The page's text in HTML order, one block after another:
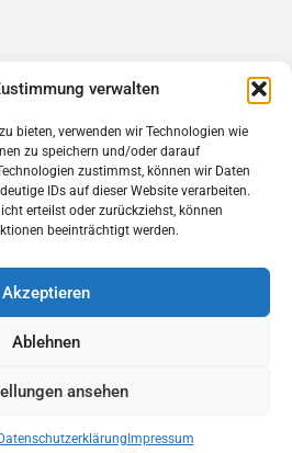
verwalten
bieten, verwenden wir Technologien wie
zu speichern und/oder darauf
zustimmst, können wir Daten
IDs auf dieser Website verarbeiten.
erteilst oder zurückziehst, können
beeinträchtigt werden.
Akzeptieren
Ablehnen
ansehen
Impressum
Cookie-Richtlinie (EU)